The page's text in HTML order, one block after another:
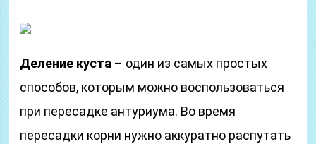
Деление куста – один из самых простых
способов, которым можно воспользоваться
при пересадке антуриума. Во время
пересадки корни нужно аккуратно распутать